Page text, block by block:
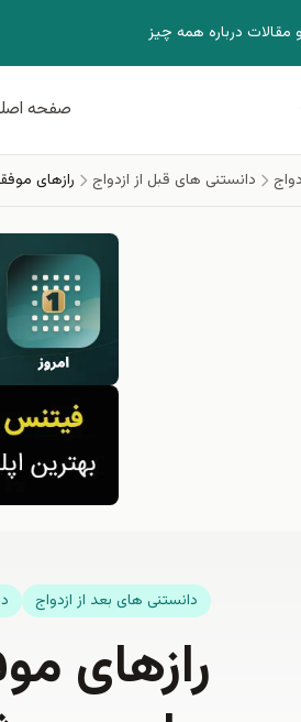
مقالات درباره همه چيز
صفحه
دانستنی های قبل از ازدواج رازهای
دانستنی های بعد از ازدواج
رازهای